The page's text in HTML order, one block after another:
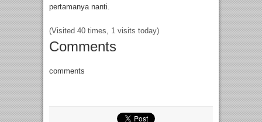
pertamanya nanti.
(Visited 40 times, 1 visits today)
Comments
comments